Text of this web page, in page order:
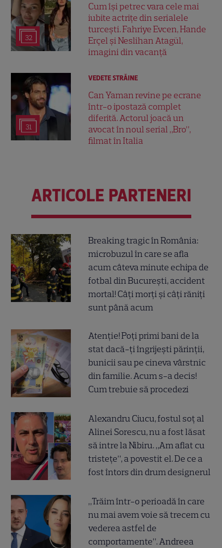
32
Cum își petrec vara cele mai
iubite actrițe din serialele
turcești. Fahriye Evcen, Hande
Erçel și Neslihan Atagül,
imagini din vacanță
31
VEDETE STRĂINE
Can Yaman revine pe ecrane
într-o ipostază complet
diferită. Actorul joacă un
avocat în noul serial „Bro”,
filmat în Italia
ARTICOLE PARTENERI
Breaking tragic în România:
microbuzul în care se afla
acum câteva minute echipa de
fotbal din București, accident
mortal! Câți morți și câți răniți
sunt până acum
Atenție! Poți primi bani de la
stat dacă-ți îngrijești părinții,
bunicii sau pe cineva vârstnic
din familie. Acum s-a decis!
Cum trebuie să procedezi
Alexandru Ciucu, fostul soț al
Alinei Sorescu, nu a fost lăsat
să intre la Nibiru. „Am aflat cu
tristețe”, a povestit el. De ce a
fost întors din drum designerul
„Trăim într-o perioadă în care
nu mai avem voie să trecem cu
vederea astfel de
comportamente”. Andreea